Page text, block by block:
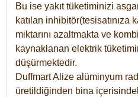
Bu ise yakıt tüketiminizi
katılan inhibitör(tesisatınıza
miktarını azaltmakta ve
kaynaklanan elektrik
düşürmektedir.
Duffmart Alize alüminyum
üretildiğinden bina